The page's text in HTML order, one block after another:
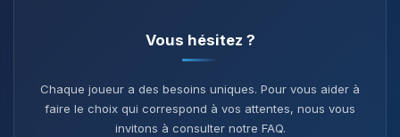
Vous hésitez ?
Chaque joueur a des besoins uniques. Pour vous aider à
faire le choix qui correspond à vos attentes, nous vous
invitons à consulter notre FAQ.